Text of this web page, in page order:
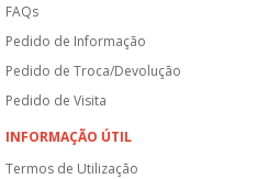
FAQs
Pedido de Informação
Pedido de Troca/Devolução
Pedido de Visita
INFORMAÇÃO ÚTIL
Termos de Utilização